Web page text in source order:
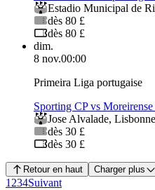
Estadio Municipal de
dès 80 £
dès 80 £
dim.
8 nov.00:00
Primeira Liga portugaise
Sporting CP vs
Jose Alvalade, Lisbonne
dès 30 £
dès 30 £
Retour en haut Charger plus
1 234Suivant